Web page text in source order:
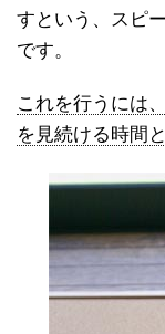
すという、スピ
です。
これを行うには
を見続ける時間